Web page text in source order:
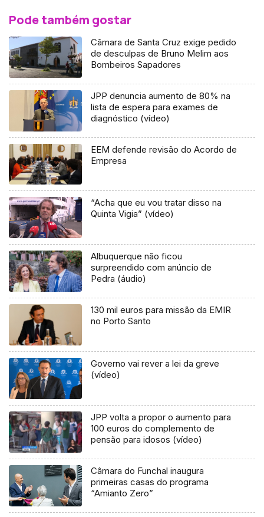
Pode também gostar
Câmara de Santa Cruz exige pedido
de desculpas de Bruno Melim aos
Bombeiros Sapadores
JPP denuncia aumento de 80% na
lista de espera para exames de
diagnóstico (vídeo)
EEM defende revisão do Acordo de
Empresa
“Acha que eu vou tratar disso na
Quinta Vigia” (vídeo)
Albuquerque não ficou
surpreendido com anúncio de
Pedra (áudio)
130 mil euros para missão da EMIR
no Porto Santo
Governo vai rever a lei da greve
(vídeo)
JPP volta a propor o aumento para
100 euros do complemento de
pensão para idosos (vídeo)
Câmara do Funchal inaugura
primeiras casas do programa
“Amianto Zero”